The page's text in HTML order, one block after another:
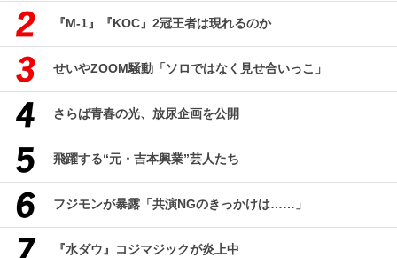
『M-1』『KOC』2冠王者は現れるのか
せいやZOOM騒動「ソロではなく見せ合いっこ」
さらば青春の光、放尿企画を公開
飛躍する“元・吉本興業”芸人たち
フジモンが暴露「共演NGのきっかけは……」
『水ダウ』コジマジックが炎上中